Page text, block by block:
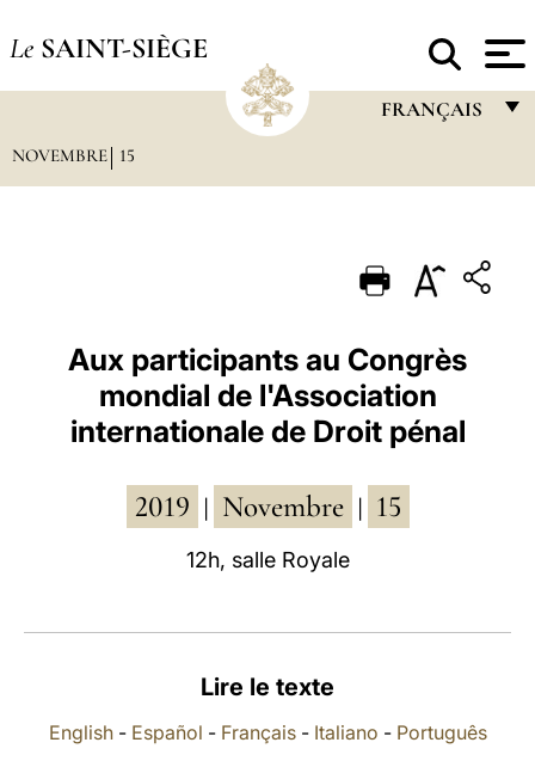
Le SAINT-SIÈGE
FRANÇAIS
PORTUGUÊS
ESPAÑOL
DEUTSCH
POLSKI
العربيّة
中文
NOVEMBRE 15
Aux participants au Congrès
mondial de l'Association
internationale de Droit pénal
2019 Novembre 15
12h, salle Royale
Lire le texte
English- Español - Français- Italiano - Português